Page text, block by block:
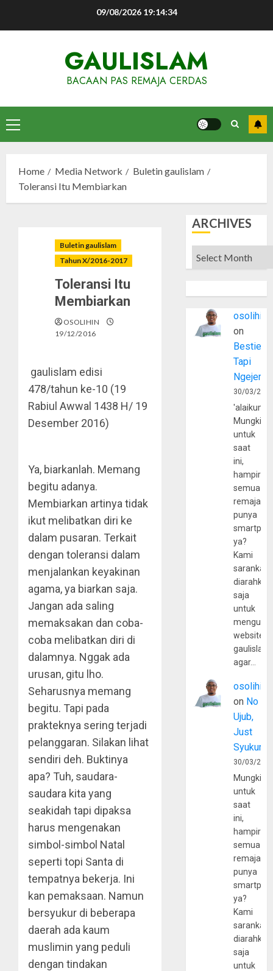
09/08/2026 19:14:35
GAULISLAM
BACAAN PAS REMAJA CERDAS
Primary
Menu
Home Media Network
Buletin gaulislam
Toleransi Itu Membiarkan
Buletin gaulislam
Tahun X/2016-2017
Toleransi Itu
Membiarkan
OSOLIHIN
19/12/2016
gaulislam edisi
478/tahun ke-10 (19
Rabiul Awwal 1438 H/ 19
Desember 2016)
Ya, biarkanlah. Memang
begitu adanya.
Membiarkan artinya tidak
ikut melibatkan diri ke
dalam pusaran. Terkait
dengan toleransi dalam
menjalankan keyakinan
agama, ya biarkan saja.
Jangan ada saling
memaksakan dan coba-
coba melibatkan diri di
dalamnya. Nggak ada
urusan, gitu lho.
Seharusnya memang
begitu. Tapi pada
prakteknya sering terjadi
pelanggaran. Silakan lihat
sendiri deh. Buktinya
apa? Tuh, saudara-
saudara kita yang
seakidah tapi dipaksa
harus mengenakan
simbol-simbol Natal
seperti topi Santa di
tempatnya bekerja. Ini
kan pemaksaan. Namun
bersyukur di beberapa
daerah ada kaum
muslimin yang peduli
dengan tindakan
ARCHIVES
Archives
osolihin
on
Bestie
Tapi
30/03/
Mungkin
untuk
saat
ini,
hampir
semua
remaja
punya
ya?
Kami
sarankan,
diarahkan
saja
untuk
website
agar…
osolihin
on No
Ujub,
Just
Syukur
30/03/
Mungkin
untuk
saat
ini,
hampir
semua
remaja
punya
ya?
Kami
sarankan,
diarahkan
saja
untuk